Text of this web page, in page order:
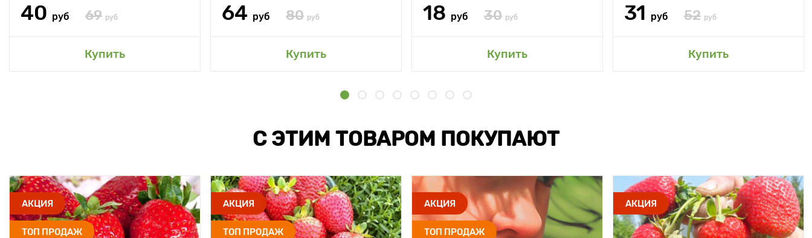
40 руб 69 руб
Купить
64 руб 80 руб
Купить
18 руб 30 руб
Купить
31 руб 52 руб
Купить
С ЭТИМ ТОВАРОМ ПОКУПАЮТ
АКЦИЯ
ТОП ПРОДАЖ
АКЦИЯ
ТОП ПРОДАЖ
АКЦИЯ
ТОП ПРОДАЖ
АКЦИЯ